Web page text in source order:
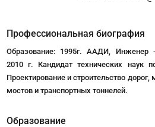
Профессиональная биография
Образование: 1995г. ААДИ, Инженер -
2010 г. Кандидат технических наук
Проектирование и строительство дорог,
мостов и транспортных тоннелей.
Образование